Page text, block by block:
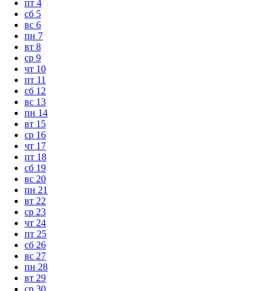
пт 4
сб 5
вс 6
пн 7
вт 8
ср 9
чт 10
пт 11
сб 12
вс 13
пн 14
вт 15
ср 16
чт 17
пт 18
сб 19
вс 20
пн 21
вт 22
ср 23
чт 24
пт 25
сб 26
вс 27
пн 28
вт 29
ср 30